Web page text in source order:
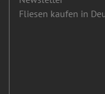
Fliesen kaufen in